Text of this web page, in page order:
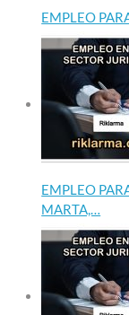
EMPLEO
EMPLEO
MARTA,…